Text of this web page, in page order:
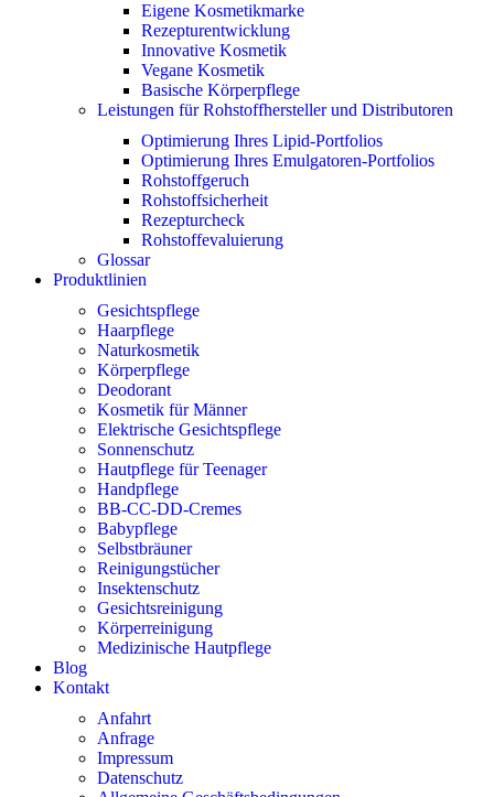
Eigene Kosmetikmarke
Rezepturentwicklung
Innovative Kosmetik
Vegane Kosmetik
Basische Körperpflege
Leistungen für Rohstoffhersteller und Distributoren
Optimierung Ihres Lipid-Portfolios
Optimierung Ihres Emulgatoren-Portfolios
Rohstoffgeruch
Rohstoffsicherheit
Rezepturcheck
Rohstoffevaluierung
Glossar
Produktlinien
Gesichtspflege
Haarpflege
Naturkosmetik
Körperpflege
Deodorant
Kosmetik für Männer
Elektrische Gesichtspflege
Sonnenschutz
Hautpflege für Teenager
Handpflege
BB-CC-DD-Cremes
Babypflege
Selbstbräuner
Reinigungstücher
Insektenschutz
Gesichtsreinigung
Körperreinigung
Medizinische Hautpflege
Blog
Kontakt
Anfahrt
Anfrage
Impressum
Datenschutz